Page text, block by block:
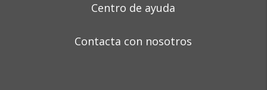
Centro de ayuda
Contacta con nosotros